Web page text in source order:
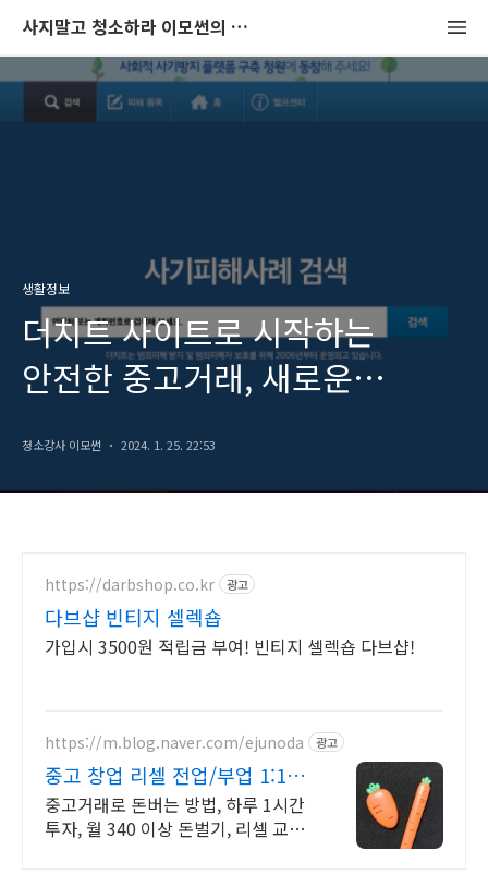
사지말고 청소하라 이모썬의 청소법
생활정보
더치트 사이트로 시작하는
안전한 중고거래, 새로운
청소강사 이모썬 2024. 1. 25. 22:53
https://darbshop.co.kr 광고
다브샵 빈티지 셀렉숍
가입시 3500원 적립금 부여! 빈티지 셀렉숍 다브샵!
https://m.blog.naver.com/ejunoda 광고
중고 창업 리셀 전업/부업 1:1교
육 하루 3시간 완성
중고거래로 돈버는 방법, 하루 1시간
투자, 월 340 이상 돈벌기, 리셀 교육